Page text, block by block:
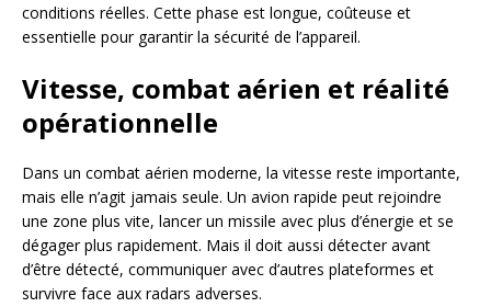
conditions réelles. Cette phase est longue, coûteuse et
essentielle pour garantir la sécurité de l’appareil.
Vitesse, combat aérien et réalité
opérationnelle
Dans un combat aérien moderne, la vitesse reste importante,
mais elle n’agit jamais seule. Un avion rapide peut rejoindre
une zone plus vite, lancer un missile avec plus d’énergie et se
dégager plus rapidement. Mais il doit aussi détecter avant
d’être détecté, communiquer avec d’autres plateformes et
survivre face aux radars adverses.